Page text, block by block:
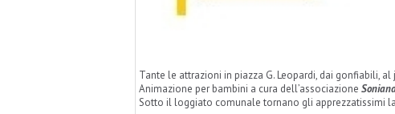
Tante le attrazioni in piazza G. Leopardi, dai gonfiabili,
Animazione per bambini a cura dell’associazione
Sotto il loggiato comunale tornano gli apprezzatissimi